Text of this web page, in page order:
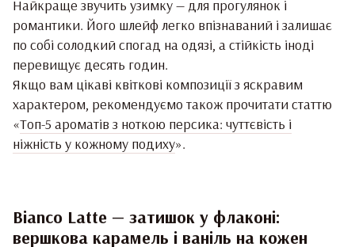
Найкраще звучить узимку — для прогулянок і
романтики. Його шлейф легко впізнаваний і залишає
по собі солодкий спогад на одязі, а стійкість іноді
перевищує десять годин.
Якщо вам цікаві квіткові композиції з яскравим
характером, рекомендуємо також прочитати статтю
«Топ-5 ароматів з ноткою персика: чуттєвість і
ніжність у кожному подиху».
Bianco Latte — затишок у флаконі:
вершкова карамель і ваніль на кожен